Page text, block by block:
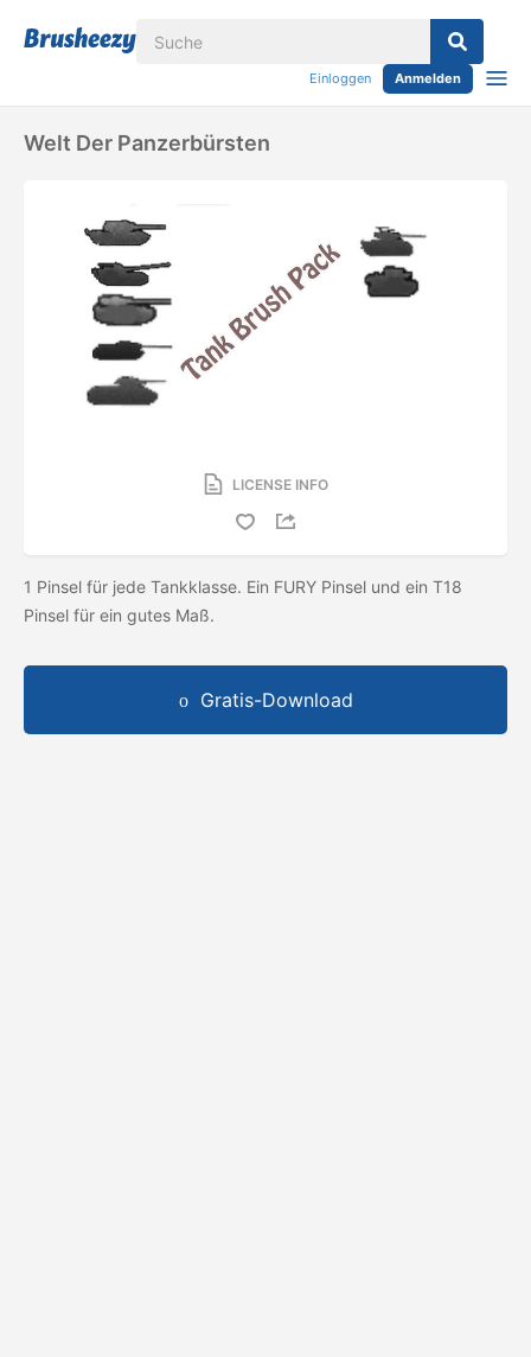
Einloggen Anmelden
Welt Der Panzerbürsten
LICENSE INFO
1 Pinsel für jede Tankklasse. Ein FURY Pinsel und ein T18
Pinsel für ein gutes Maß.
Gratis-Download